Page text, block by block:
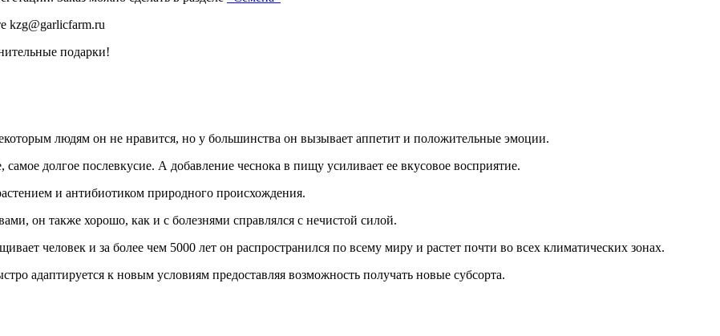
kzg@garlicfarm.ru
подарки!
людям он не нравится, но у большинства он вызывает аппетит и положительные эмоции.
долгое послевкусие. А добавление чеснока в пищу усиливает ее вкусовое восприятие.
и антибиотиком природного происхождения.
он также хорошо, как и с болезнями справлялся с нечистой силой.
человек и за более чем 5000 лет он распространился по всему миру и растет почти во всех климатических зонах.
адаптируется к новым условиям предоставляя возможность получать новые субсорта.